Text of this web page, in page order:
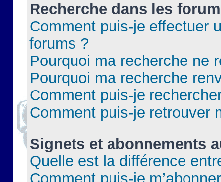
Recherche dans les
Comment puis-je effectuer
forums ?
Pourquoi ma recherche ne
Pourquoi ma recherche
Comment puis-je
Comment puis-je retrouver
Signets et abonnements
Quelle est la différence
Comment puis-je